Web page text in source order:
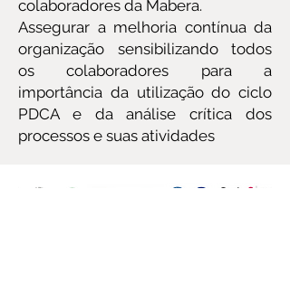
colaboradores da Mabera.
Assegurar a melhoria contínua da
organização sensibilizando todos
os colaboradores para a
importância da utilização do ciclo
PDCA e da análise crítica dos
processos e suas atividades